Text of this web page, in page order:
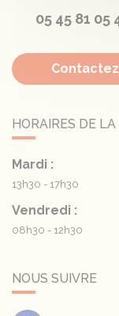
05 45 81 05
HORAIRES DE
Mardi :
13h30 - 17h30
Vendredi :
08h30 - 12h30
NOUS SUIVRE